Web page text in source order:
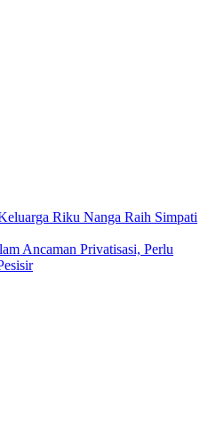
Riku Nanga Raih Simpati
Ancaman Privatisasi, Perlu